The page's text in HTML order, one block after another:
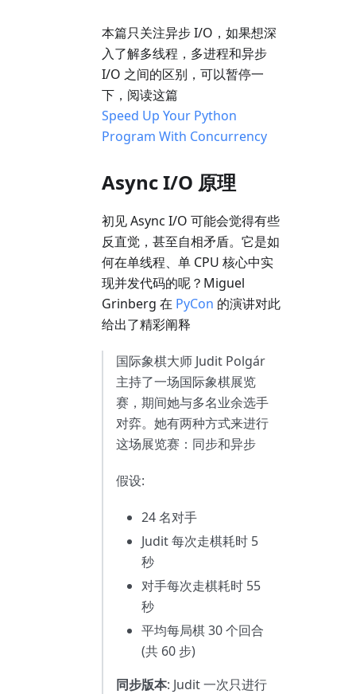
本篇只关注异步 I/O，如果想深
入了解多线程，多进程和异步
I/O 之间的区别，可以暂停一
下，阅读这篇
Speed Up Your Python
Program With Concurrency
Async I/O 原理
初见 Async I/O 可能会觉得有些
反直觉，甚至自相矛盾。它是如
何在单线程、单 CPU 核心中实
现并发代码的呢？Miguel
Grinberg 在 PyCon 的演讲对此
给出了精彩阐释
国际象棋大师 Judit Polgár
主持了一场国际象棋展览
赛，期间她与多名业余选手
对弈。她有两种方式来进行
这场展览赛：同步和异步
假设:
24 名对手
Judit 每次走棋耗时 5
秒
对手每次走棋耗时 55
秒
平均每局棋 30 个回合
(共 60 步)
同步版本: Judit 一次只进行